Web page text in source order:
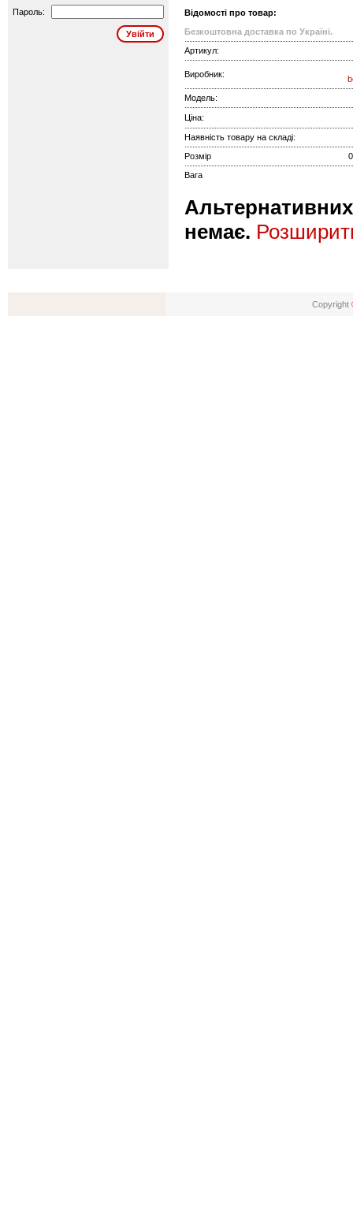
Пароль:
Відомості про товар:
Безкоштовна доставка по Україні.
Артикул:
Виробник:
Модель:
Ціна:
Наявність товару на складі:
Розмір
Вага
Альтернативних
немає.
Copyright